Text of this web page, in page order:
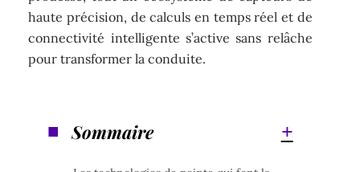
haute précision, de calculs en temps réel et de
connectivité intelligente s’active sans relâche
pour transformer la conduite.
Sommaire